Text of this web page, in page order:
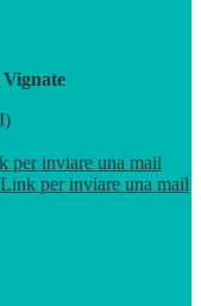
per inviare una mail
Link per inviare una mail